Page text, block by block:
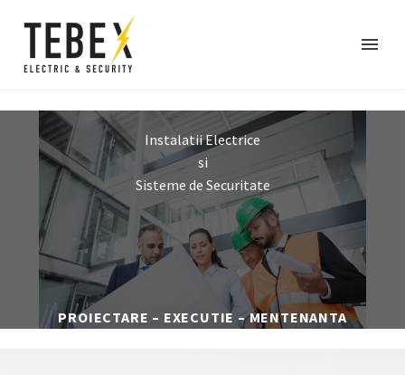
Instalatii Electrice
si
Sisteme de Securitate
PROIECTARE – EXECUTIE – MENTENANTA